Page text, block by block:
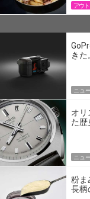
アウ
き
ニュ
オリ
た歴
ニュ
粉ま
長柄